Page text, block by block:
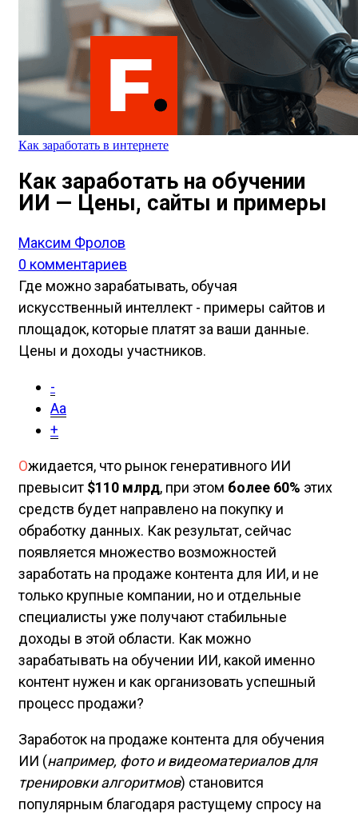
Как заработать в интернете
Как заработать на обучении
ИИ — Цены, сайты и примеры
Максим Фролов
0 комментариев
Где можно зарабатывать, обучая
искусственный интеллект - примеры сайтов и
площадок, которые платят за ваши данные.
Цены и доходы участников.
-
Aa
+
Ожидается, что рынок генеративного ИИ
превысит $110 млрд, при этом более 60% этих
средств будет направлено на покупку и
обработку данных. Как результат, сейчас
появляется множество возможностей
заработать на продаже контента для ИИ, и не
только крупные компании, но и отдельные
специалисты уже получают стабильные
доходы в этой области. Как можно
зарабатывать на обучении ИИ, какой именно
контент нужен и как организовать успешный
процесс продажи?
Заработок на продаже контента для обучения
ИИ (например, фото и видеоматериалов для
тренировки алгоритмов) становится
популярным благодаря растущему спросу на